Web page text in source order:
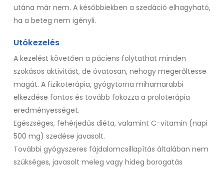
utána már nem. A későbbiekben a szedáció elhagyható,
ha a beteg nem igényli.
Utókezelés
A kezelést követően a páciens folytathat minden
szokásos aktivitást, de óvatosan, nehogy megerőltesse
magát. A fizikoterápia, gyógytorna mihamarabbi
elkezdése fontos és tovább fokozza a proloterápia
eredményességet.
Egészséges, fehérjedús diéta, valamint C-vitamin (napi
500 mg) szedése javasolt.
További gyógyszeres fájdalomcsillapítás általában nem
szükséges, javasolt meleg vagy hideg borogatás